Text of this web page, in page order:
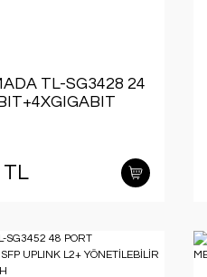
TL-SG3428 24
RACKMOUNT
TL